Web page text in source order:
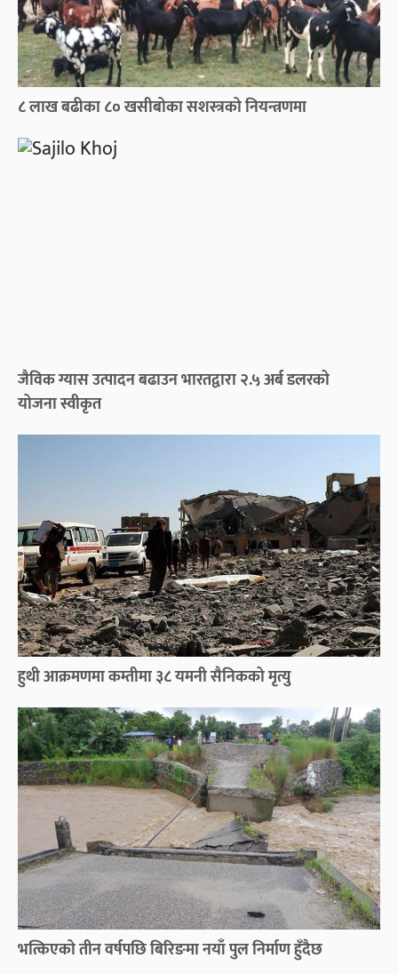
८ लाख बढीका ८० खसीबोका सशस्त्रको नियन्त्रणमा
जैविक ग्यास उत्पादन बढाउन भारतद्वारा २.५ अर्ब डलरको
योजना स्वीकृत
हुथी आक्रमणमा कम्तीमा ३८ यमनी सैनिकको मृत्यु
भत्किएको तीन वर्षपछि बिरिङमा नयाँ पुल निर्माण हुँदैछ